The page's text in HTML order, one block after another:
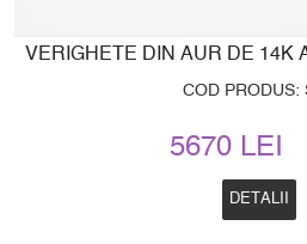
VERIGHETE DIN AUR DE 14K
COD PRODUS:
5670 LEI
DETALII